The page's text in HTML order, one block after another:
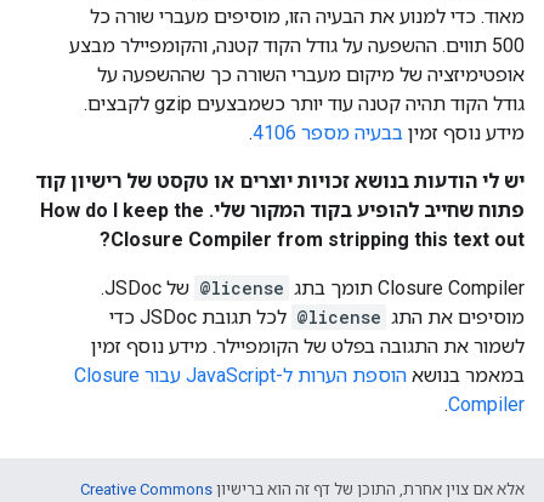
מאוד. כדי למנוע את הבעיה הזו, מוסיפים מעברי שורה כל
500 תווים. ההשפעה על גודל הקוד קטנה, והקומפיילר מבצע
אופטימיזציה של מיקום מעברי השורה כך שההשפעה על
גודל הקוד תהיה קטנה עוד יותר כשמבצעים gzip לקבצים.
מידע נוסף זמין בבעיה מספר 4106 .
יש לי הודעות בנושא זכויות יוצרים או טקסט של רישיון קוד
פתוח שחייב להופיע בקוד המקור שלי. How do I keep the
Closure Compiler from stripping this text out?
‫Closure Compiler תומך בתג @license
של JSDoc.
מוסיפים את התג @license
לכל תגובת JSDoc כדי
לשמור את התגובה בפלט של הקומפיילר. מידע נוסף זמין
במאמר בנושא
הוספת הערות ל-JavaScript עבור Closure
Compiler
.
אלא אם צוין אחרת, התוכן של דף זה הוא ברישיון Creative Commons